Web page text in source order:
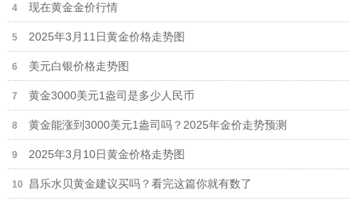
现在黄金金价行情
2025年3月11日黄金价格走势图
美元白银价格走势图
黄金3000美元1盎司是多少人民币
黄金能涨到3000美元1盎司吗？2025年金价走势预测
2025年3月10日黄金价格走势图
昌乐水贝黄金建议买吗？看完这篇你就有数了